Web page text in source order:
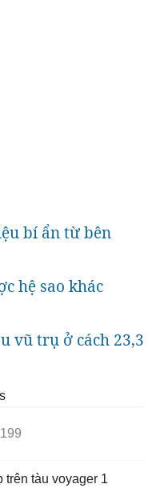
bí ẩn từ bên
hệ sao khác
vũ trụ ở cách 23,3
199
trên tàu voyager 1